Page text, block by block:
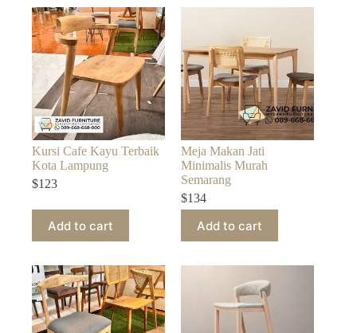
Kursi Cafe Kayu Terbaik
Kota Lampung
$123
Add to cart
Meja Makan Jati
Minimalis Murah
Semarang
$134
Add to cart